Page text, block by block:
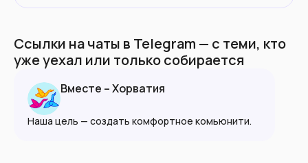
Ссылки на чаты в Telegram — с теми, кто
уже уехал или только собирается
Вместе – Хорватия
Наша цель — создать комфортное комьюнити.